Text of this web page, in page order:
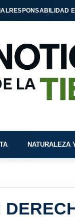
RESPONSABILIDAD
NATURALEZA